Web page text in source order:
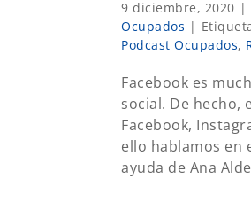
9 diciembre, 2020 |
Ocupados |
Podcast Ocupados,
Facebook es
social. De hecho,
Facebook,
ello hablamos en
ayuda de Ana